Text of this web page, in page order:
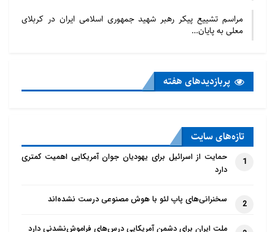
مراسم تشییع پیکر رهبر شهید جمهوری اسلامی ایران در کربلای
معلی به پایان…
پربازدید‌های هفته
تازه‌‌های سایت
1
حمایت از اسرائیل برای یهودیان جوان آمریکایی اهمیت کمتری
دارد
2 سخنرانی‌های پاپ لئو با هوش مصنوعی درست نشده‌اند
ملت ایران برای دشمن آمریکایی درس‌های فراموش‌نشدنی دارد